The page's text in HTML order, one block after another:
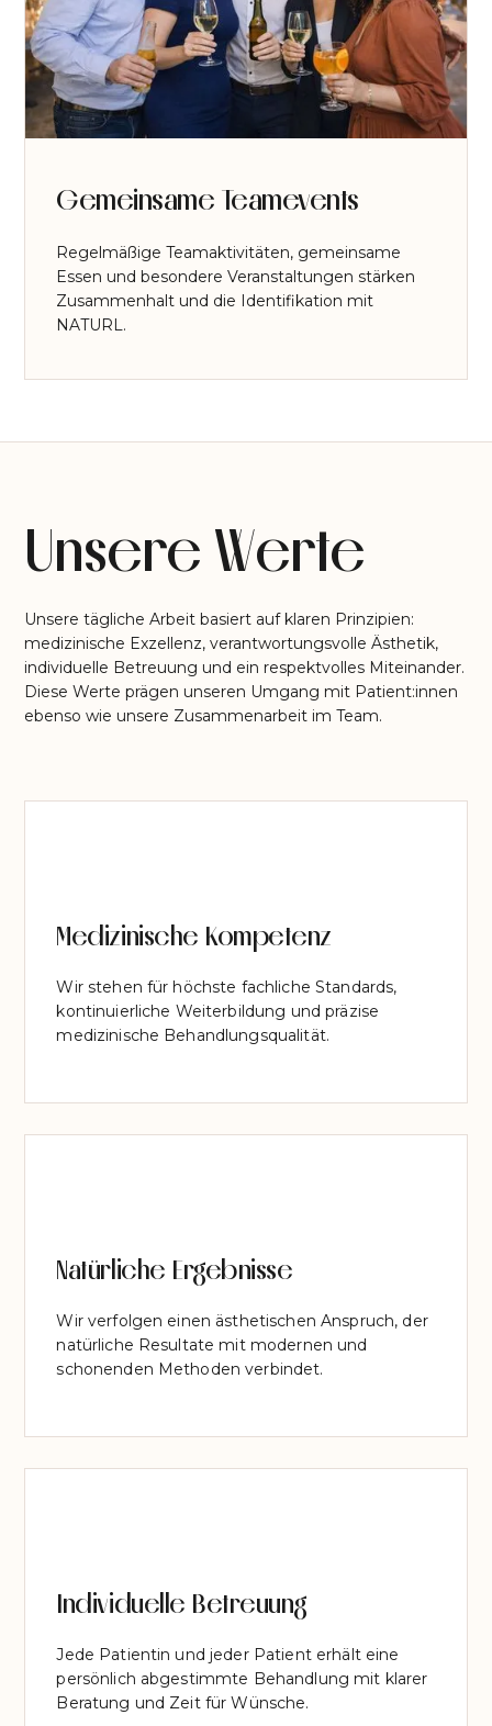
Gemeinsame Teamevents
Regelmäßige Teamaktivitäten, gemeinsame
Essen und besondere Veranstaltungen stärken
Zusammenhalt und die Identifikation mit
NATURL.
Unsere Werte
Unsere tägliche Arbeit basiert auf klaren Prinzipien:
medizinische Exzellenz, verantwortungsvolle Ästhetik,
individuelle Betreuung und ein respektvolles Miteinander.
Diese Werte prägen unseren Umgang mit Patient:innen
ebenso wie unsere Zusammenarbeit im Team.
Medizinische Kompetenz
Wir stehen für höchste fachliche Standards,
kontinuierliche Weiterbildung und präzise
medizinische Behandlungsqualität.
Natürliche Ergebnisse
Wir verfolgen einen ästhetischen Anspruch, der
natürliche Resultate mit modernen und
schonenden Methoden verbindet.
Individuelle Betreuung
Jede Patientin und jeder Patient erhält eine
persönlich abgestimmte Behandlung mit klarer
Beratung und Zeit für Wünsche.